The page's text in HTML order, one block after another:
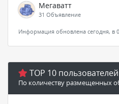
Мегаватт
31 Объявление
Информация обновлена сегодня, в
TOP 10 пользователей
По количеству размещенных